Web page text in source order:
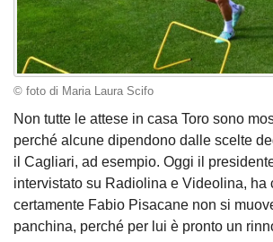
© foto di Maria Laura Scifo
Non tutte le attese in casa Toro sono
perché alcune dipendono dalle scelte
il Cagliari, ad esempio. Oggi il
intervistato su Radiolina e Videolina, ha
certamente Fabio Pisacane non si
panchina, perché per lui è pronto un